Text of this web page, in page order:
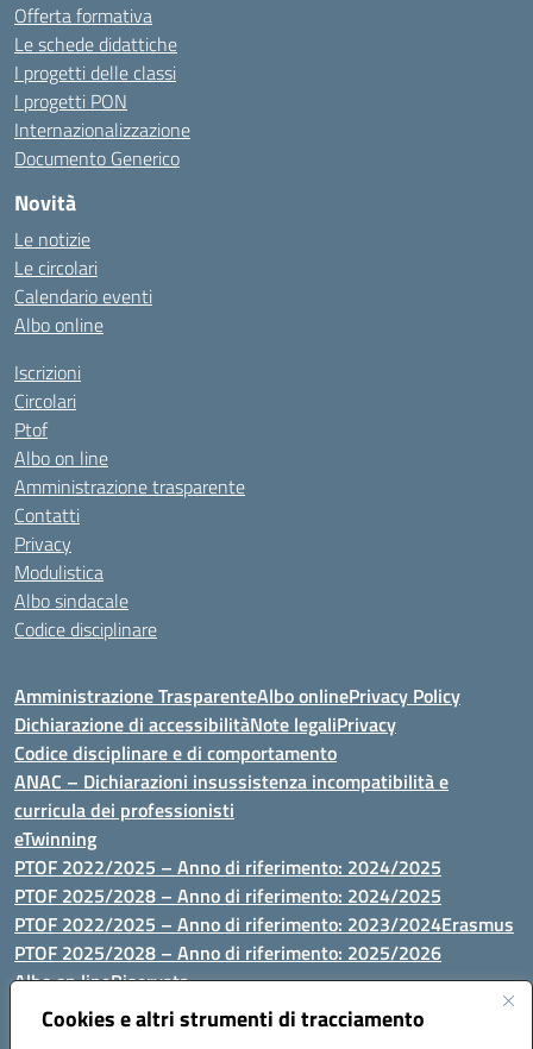
Cookies e altri strumenti di tracciamento
Offerta formativa
Le schede didattiche
I progetti delle classi
I progetti PON
Internazionalizzazione
Documento Generico
Novità
Le notizie
Le circolari
Calendario eventi
Albo online
Iscrizioni
Circolari
Ptof
Albo on line
Amministrazione trasparente
Contatti
Privacy
Modulistica
Albo sindacale
Codice disciplinare
Amministrazione TrasparenteAlbo onlinePrivacy Policy
Dichiarazione di accessibilitàNote legaliPrivacy
Codice disciplinare e di comportamento
ANAC – Dichiarazioni insussistenza incompatibilità e
curricula dei professionisti
eTwinning
PTOF 2022/2025 – Anno di riferimento: 2024/2025
PTOF 2025/2028 – Anno di riferimento: 2024/2025
PTOF 2022/2025 – Anno di riferimento: 2023/2024Erasmus
PTOF 2025/2028 – Anno di riferimento: 2025/2026
Albo on lineRiservata
P.N. Dotazione di attrezzature per le palestre